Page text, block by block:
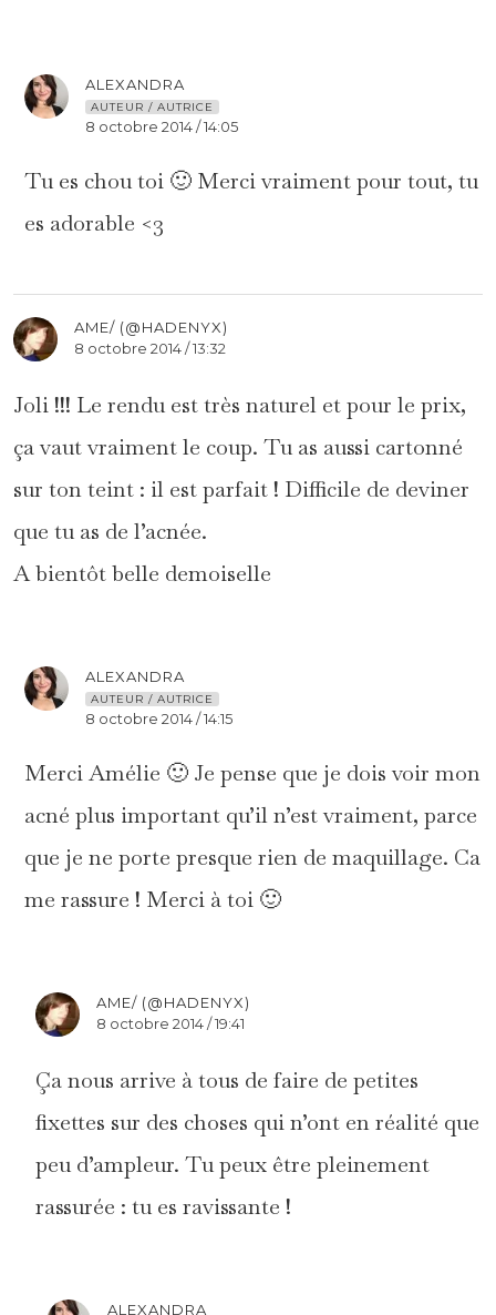
ALEXANDRA
AUTEUR / AUTRICE
8 octobre 2014 / 14:05
Tu es chou toi 🙂 Merci vraiment pour tout, tu
es adorable <3
AME/ (@HADENYX)
8 octobre 2014 / 13:32
Joli !!! Le rendu est très naturel et pour le prix,
ça vaut vraiment le coup. Tu as aussi cartonné
sur ton teint : il est parfait ! Difficile de deviner
que tu as de l’acnée.
A bientôt belle demoiselle
ALEXANDRA
AUTEUR / AUTRICE
8 octobre 2014 / 14:15
Merci Amélie 🙂 Je pense que je dois voir mon
acné plus important qu’il n’est vraiment, parce
que je ne porte presque rien de maquillage. Ca
me rassure ! Merci à toi 🙂
AME/ (@HADENYX)
8 octobre 2014 / 19:41
Ça nous arrive à tous de faire de petites
fixettes sur des choses qui n’ont en réalité que
peu d’ampleur. Tu peux être pleinement
rassurée : tu es ravissante !
ALEXANDRA